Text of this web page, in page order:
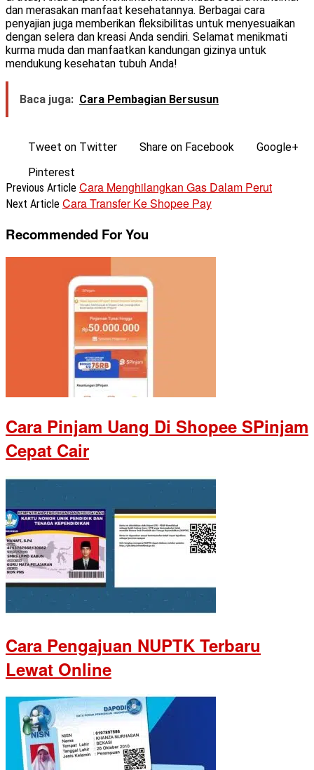
dan merasakan manfaat kesehatannya. Berbagai cara
penyajian juga memberikan fleksibilitas untuk menyesuaikan
dengan selera dan kreasi Anda sendiri. Selamat menikmati
kurma muda dan manfaatkan kandungan gizinya untuk
mendukung kesehatan tubuh Anda!
Baca juga: Cara Pembagian Bersusun
Tweet on Twitter Share on Facebook
Google+
Pinterest
Previous Article Cara Menghilangkan Gas Dalam Perut
Next Article Cara Transfer Ke Shopee Pay
Recommended For You
Cara Pinjam Uang Di Shopee SPinjam
Cepat Cair
Cara Pengajuan NUPTK Terbaru
Lewat Online